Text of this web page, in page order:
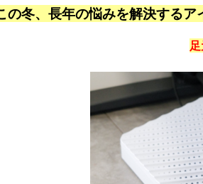
の冬、長年の悩みを解決するア